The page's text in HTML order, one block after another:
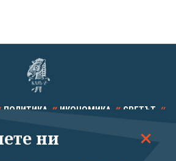
ПОЛИТИКА ИКОНОМИКА СВЕТЪТ
ТЕХНОЛОГИИ КАЛЕЙДОСКОП
ни